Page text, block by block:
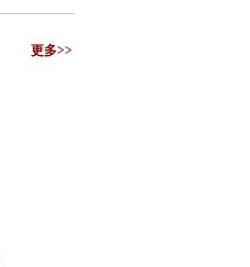
更多>>